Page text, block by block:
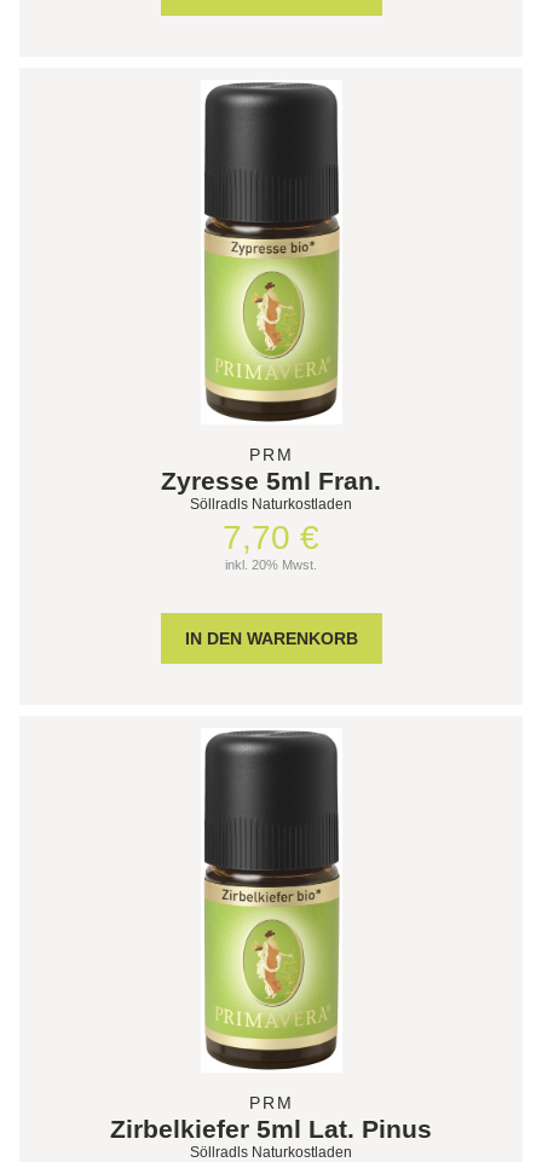
PRM
Zyresse 5ml Fran.
Söllradls Naturkostladen
7,70 €
inkl. 20% Mwst.
PRM
Zirbelkiefer 5ml Lat. Pinus
Söllradls Naturkostladen